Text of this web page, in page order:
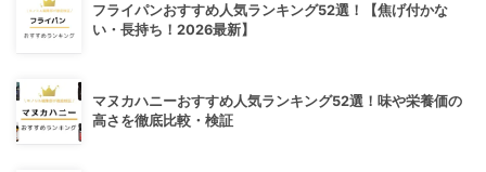
フライパンおすすめ人気ランキング52選！【焦げ付かな
い・長持ち！2026最新】
マヌカハニーおすすめ人気ランキング52選！味や栄養価の
高さを徹底比較・検証